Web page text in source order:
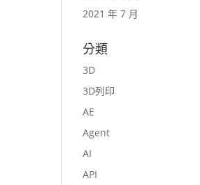
2021 年 7 月
分類
3D
3D列印
AE
Agent
AI
API